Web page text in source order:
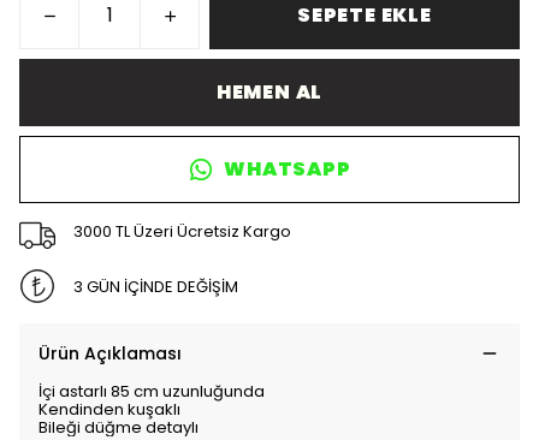
SEPETE EKLE
HEMEN AL
WHATSAPP
3000 TL Üzeri Ücretsiz Kargo
3 GÜN İÇİNDE DEĞİŞİM
Ürün Açıklaması
İçi astarlı 85 cm uzunluğunda
Kendinden kuşaklı
Bileği düğme detaylı